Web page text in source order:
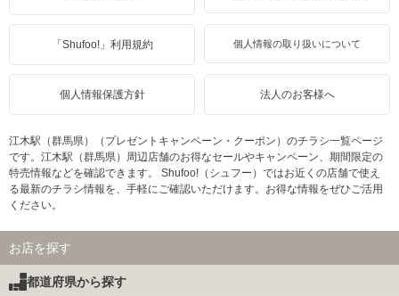
「Shufoo!」利用規約 個人情報の取り扱いについて
個人情報保護方針 法人のお客様へ
江木駅（群馬県）（プレゼントキャンペーン・クーポン）のチラシ一覧ページ
です。江木駅（群馬県）周辺店舗のお得なセールやキャンペーン、期間限定の
特売情報などを確認できます。 Shufoo!（シュフー）ではお近くの店舗で使え
る最新のチラシ情報を、手軽にご確認いただけます。お得な情報をぜひご活用
ください。
お店を探す
都道府県から探す